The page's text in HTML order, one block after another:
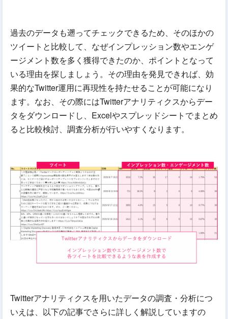
過去のデータも遡ってチェックできるため、そのほかの
ツイートと比較して、なぜインプレッション数やエンゲ
ージメント数を多く獲得できたのか、ポイントとなって
いる理由を探しましょう。その理由を発見できれば、効
果的なTwitter運用に再現性を持たせることが可能になり
ます。なお、その際にはTwitterアナリティクスからデー
タをダウンロードし、Excelやスプレッドシートでまとめ
ると比較検討、調査分析が行いやすくなります。
Twitterアナリティクスを用いたデータの調査・分析につ
いえは、以下の記事でさらに詳しく解説していますの